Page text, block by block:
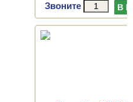
Звоните В